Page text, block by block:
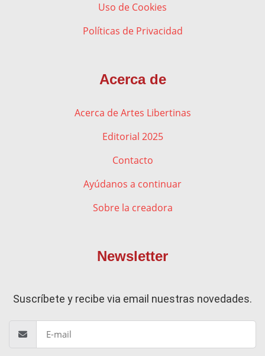
Uso de Cookies
Políticas de Privacidad
Acerca de
Acerca de Artes Libertinas
Editorial 2025
Contacto
Ayúdanos a continuar
Sobre la creadora
Newsletter
Suscríbete y recibe via email nuestras novedades.